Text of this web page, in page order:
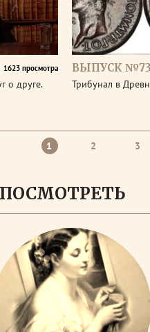
1623 просмотра
о друге.
ВЫПУСК
Трибунал в
1 2 3